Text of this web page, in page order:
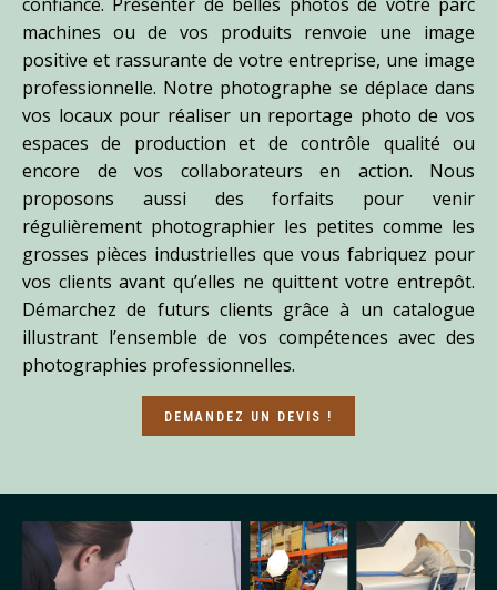
machines ou de vos produits renvoie une image
positive et rassurante de votre entreprise, une image
professionnelle. Notre photographe se déplace dans
vos locaux pour réaliser un reportage photo de vos
espaces de production et de contrôle qualité ou
encore de vos collaborateurs en action. Nous
proposons aussi des forfaits pour venir
régulièrement photographier les petites comme les
grosses pièces industrielles que vous fabriquez pour
vos clients avant qu’elles ne quittent votre entrepôt.
Démarchez de futurs clients grâce à un catalogue
illustrant l’ensemble de vos compétences avec des
photographies professionnelles.
DEMANDEZ UN DEVIS !